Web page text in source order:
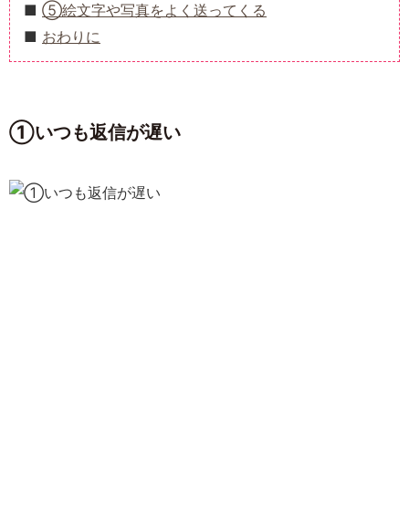
⑤絵文字や写真をよく送ってくる
おわりに
①いつも返信が遅い